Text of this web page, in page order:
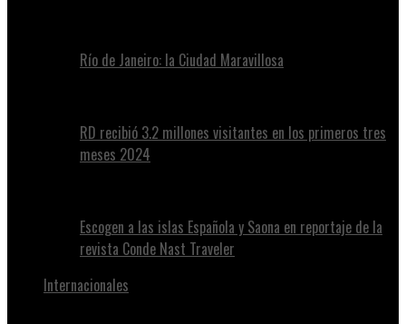
Río de Janeiro: la Ciudad Maravillosa
RD recibió 3.2 millones visitantes en los primeros tres
meses 2024
Escogen a las islas Española y Saona en reportaje de la
revista Conde Nast Traveler
Internacionales